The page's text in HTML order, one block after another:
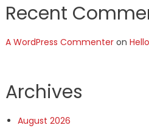
Recent
A WordPress Commenteron
Archives
August 2026